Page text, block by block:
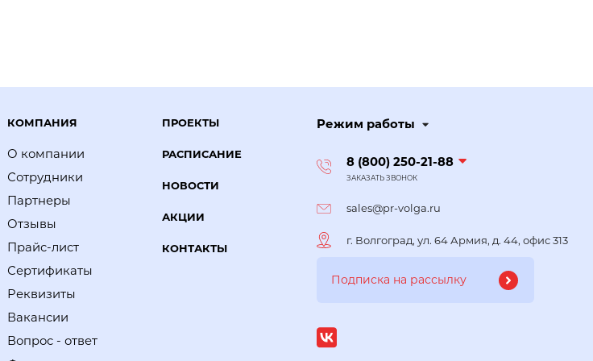
КОМПАНИЯ
О компании
Сотрудники
Партнеры
Отзывы
Прайс-лист
Сертификаты
Реквизиты
Вакансии
Вопрос - ответ
ПРОЕКТЫ
РАСПИСАНИЕ
НОВОСТИ
АКЦИИ
КОНТАКТЫ
Режим работы
8 (800) 250-21-88
ЗАКАЗАТЬ ЗВОНОК
sales@pr-volga.ru
г. Волгоград, ул. 64 Армия, д. 44, офис 313